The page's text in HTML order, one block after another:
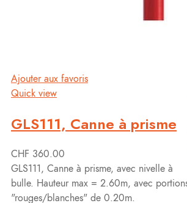
Ajouter aux favoris
Quick view
GLS111, Canne à prisme
CHF 360.00
GLS111, Canne à prisme, avec nivelle à
bulle. Hauteur max = 2.60m, avec
"rouges/blanches" de 0.20m.